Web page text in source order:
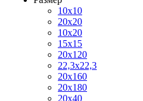
10x10
20x20
10x20
15x15
20x120
22,3x22,3
20x160
20x180
20x40